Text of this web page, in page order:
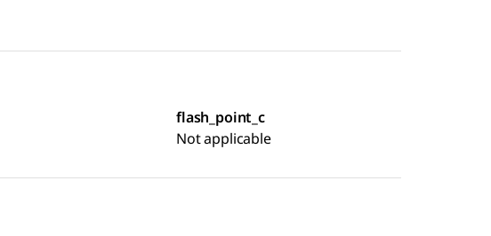
flash_point_c
Not applicable